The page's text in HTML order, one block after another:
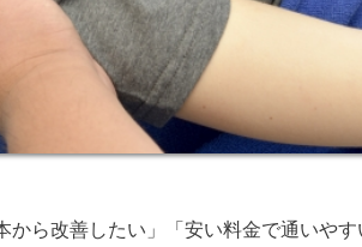
から改善したい」「安い料金で通いやす